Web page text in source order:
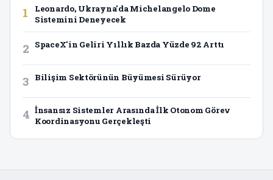
1
Leonardo, Ukrayna'da Michelangelo Dome
Sistemini Deneyecek
2 SpaceX'in Geliri Yıllık Bazda Yüzde 92 Arttı
3 Bilişim Sektörünün Büyümesi Sürüyor
4 İnsansız Sistemler Arasında İlk Otonom Görev
Koordinasyonu Gerçekleşti